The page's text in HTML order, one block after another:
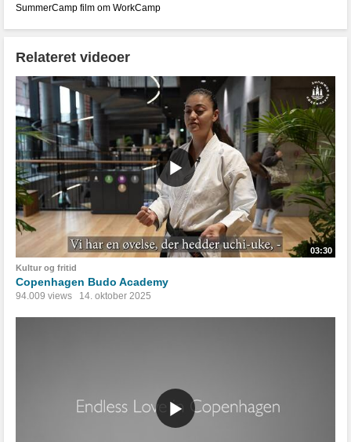
SummerCamp film om WorkCamp
Relateret videoer
03:30
Kultur og fritid
Copenhagen Budo Academy
94.009 views 14. oktober 2025